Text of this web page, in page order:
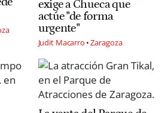
exige a Chueca que
actúe "de forma
urgente"
Judit Macarro Zaragoza